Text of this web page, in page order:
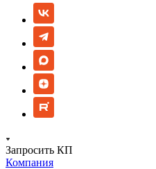
Запросить КП
Компания